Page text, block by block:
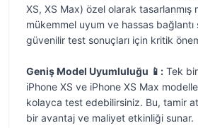
XS, XS Max) özel olarak tasarlanmış
mükemmel uyum ve hassas
güvenilir test sonuçları için kritik
Geniş Model Uyumluluğu 📱: Tek
iPhone XS ve iPhone XS Max
kolayca test edebilirsiniz. Bu, tamir
bir avantaj ve maliyet etkinliği sunar.